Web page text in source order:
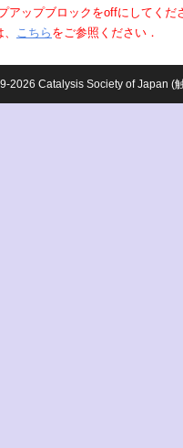
アップブロックをoffにしてくだ
こちら をご参照ください．
2026 Catalysis Society of Japan (